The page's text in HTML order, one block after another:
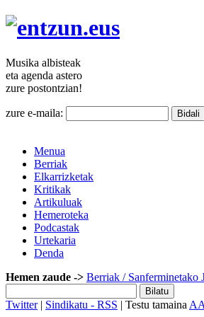
Musika albisteak
eta agenda astero
zure postontzian!
zure e-maila:
Menua
Berriak
Elkarrizketak
Kritikak
Artikuluak
Hemeroteka
Podcastak
Urtekaria
Denda
Hemen zaude -> Berriak / Sanferminetako
Twitter| Sindikatu - RSS | Testu tamaina AA